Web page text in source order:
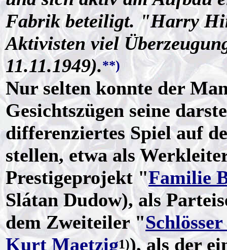
Fabrik beteiligt. "Harry
Aktivisten viel
11.11.1949).**)
Nur selten konnte der
Gesichtszügen seine
differenziertes Spiel auf
stellen, etwa als
Prestigeprojekt "Familie
Slátan Dudow), als
dem Zweiteiler "
Kurt Maetzig1)), als der